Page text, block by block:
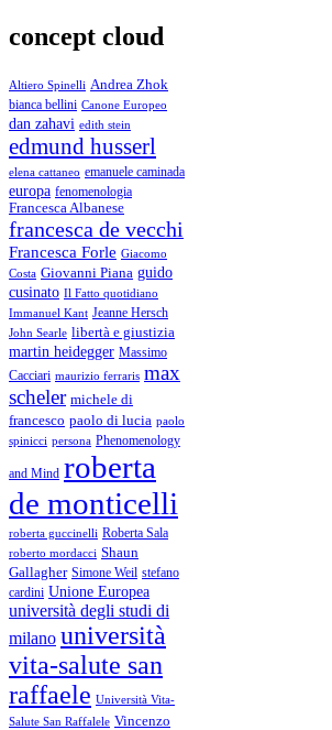
concept cloud
Altiero Spinelli Andrea Zhok
bianca bellini Canone Europeo
dan zahavi edith stein
edmund husserl
elena cattaneo emanuele caminada
europa fenomenologia
Francesca Albanese
francesca de vecchi
Francesca Forle Giacomo
Costa Giovanni Piana guido
cusinato Il Fatto quotidiano
Immanuel Kant Jeanne Hersch
John Searle libertà e giustizia
martin heidegger Massimo
Cacciari maurizio ferraris max
scheler michele di
francesco paolo di lucia paolo
spinicci persona Phenomenology
and Mind roberta
de monticelli
roberta guccinelli Roberta Sala
roberto mordacci Shaun
Gallagher Simone Weil stefano
cardini Unione Europea
università degli studi di
milano università
vita-salute san
raffaele Università Vita-
Salute San Raffalele Vincenzo